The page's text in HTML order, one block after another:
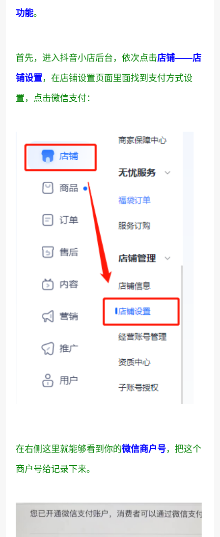
功能。
首先，进入抖音小店后台，依次点击店铺——店
铺设置，在店铺设置页面里面找到支付方式设
置，点击微信支付：
在右侧这里就能够看到你的微信商户号，把这个
商户号给记录下来。